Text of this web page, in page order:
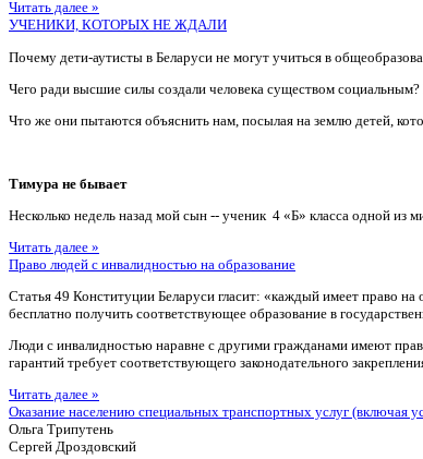
Читать далее »
УЧЕНИКИ, КОТОРЫХ НЕ ЖДАЛИ
Почему дети-аутисты в Беларуси не могут учиться в
Чего ради высшие силы создали человека существом
Что же они пытаются объяснить нам, посылая на землю детей,
Тимура не бывает
Несколько недель назад мой сын -- ученик 4 «Б» класса одной из
Читать далее »
Право людей с инвалидностью на образование
Статья 49 Конституции Беларуси гласит: «каждый имеет право
бесплатно получить соответствующее образование в
Люди с инвалидностью наравне с другими гражданами имеют
гарантий требует соответствующего законодательного
Читать далее »
Оказание населению специальных транспортных услуг (включая
Ольга Трипутень
Сергей Дроздовский